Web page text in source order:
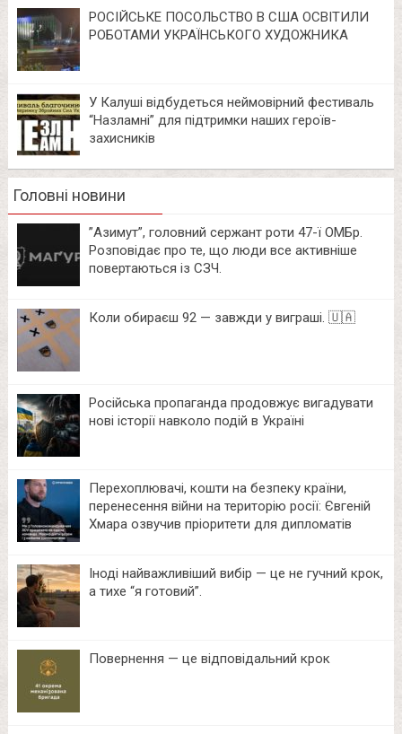
РОСІЙСЬКЕ ПОСОЛЬСТВО В США ОСВІТИЛИ
РОБОТАМИ УКРАЇНСЬКОГО ХУДОЖНИКА
У Калуші відбудеться неймовірний фестиваль
“Назламні” для підтримки наших героїв-
захисників
Головні новини
⁨”Азимут”, головний сержант роти 47-ї ОМБр.
Розповідає про те, що люди все активніше
повертаються із СЗЧ.
Коли обираєш 92 — завжди у виграші. 🇺🇦
Російська пропаганда продовжує вигадувати
нові історії навколо подій в Україні
Перехоплювачі, кошти на безпеку країни,
перенесення війни на територію росії: Євгеній
Хмара озвучив пріоритети для дипломатів
Іноді найважливіший вибір — це не гучний крок,
а тихе “я готовий”.
Повернення — це відповідальний крок